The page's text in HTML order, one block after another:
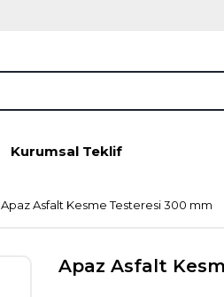
Kurumsal Teklif
Apaz Asfalt Kesme Testeresi 300 mm
Apaz Asfalt